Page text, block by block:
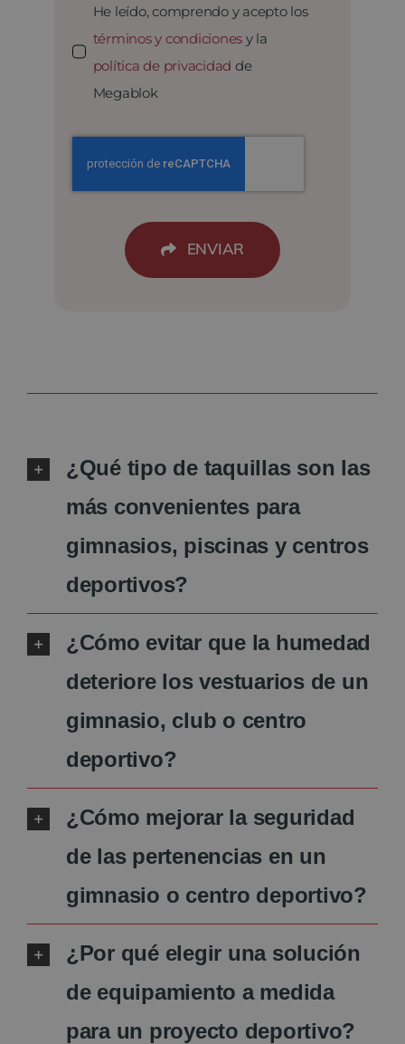
He leído, comprendo y acepto los
términos y condiciones y la
política de privacidad de
Megablok
ENVIAR
¿Qué tipo de taquillas son las
más convenientes para
gimnasios, piscinas y centros
deportivos?
¿Cómo evitar que la humedad
deteriore los vestuarios de un
gimnasio, club o centro
deportivo?
¿Cómo mejorar la seguridad
de las pertenencias en un
gimnasio o centro deportivo?
¿Por qué elegir una solución
de equipamiento a medida
para un proyecto deportivo?